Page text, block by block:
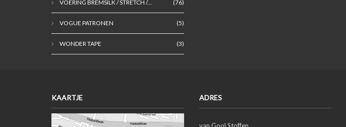
VOERING BREMSILK / STRETCH /... (76)
VOGUE PATRONEN (5)
WONDER TAPE (3)
KAARTJE ADRES